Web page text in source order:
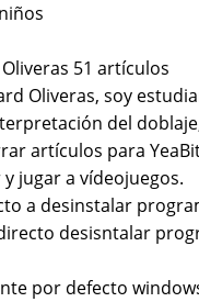
51 artículos
Oliveras, soy
del
artículos para
jugar a vídeojuegos.
desisntalar